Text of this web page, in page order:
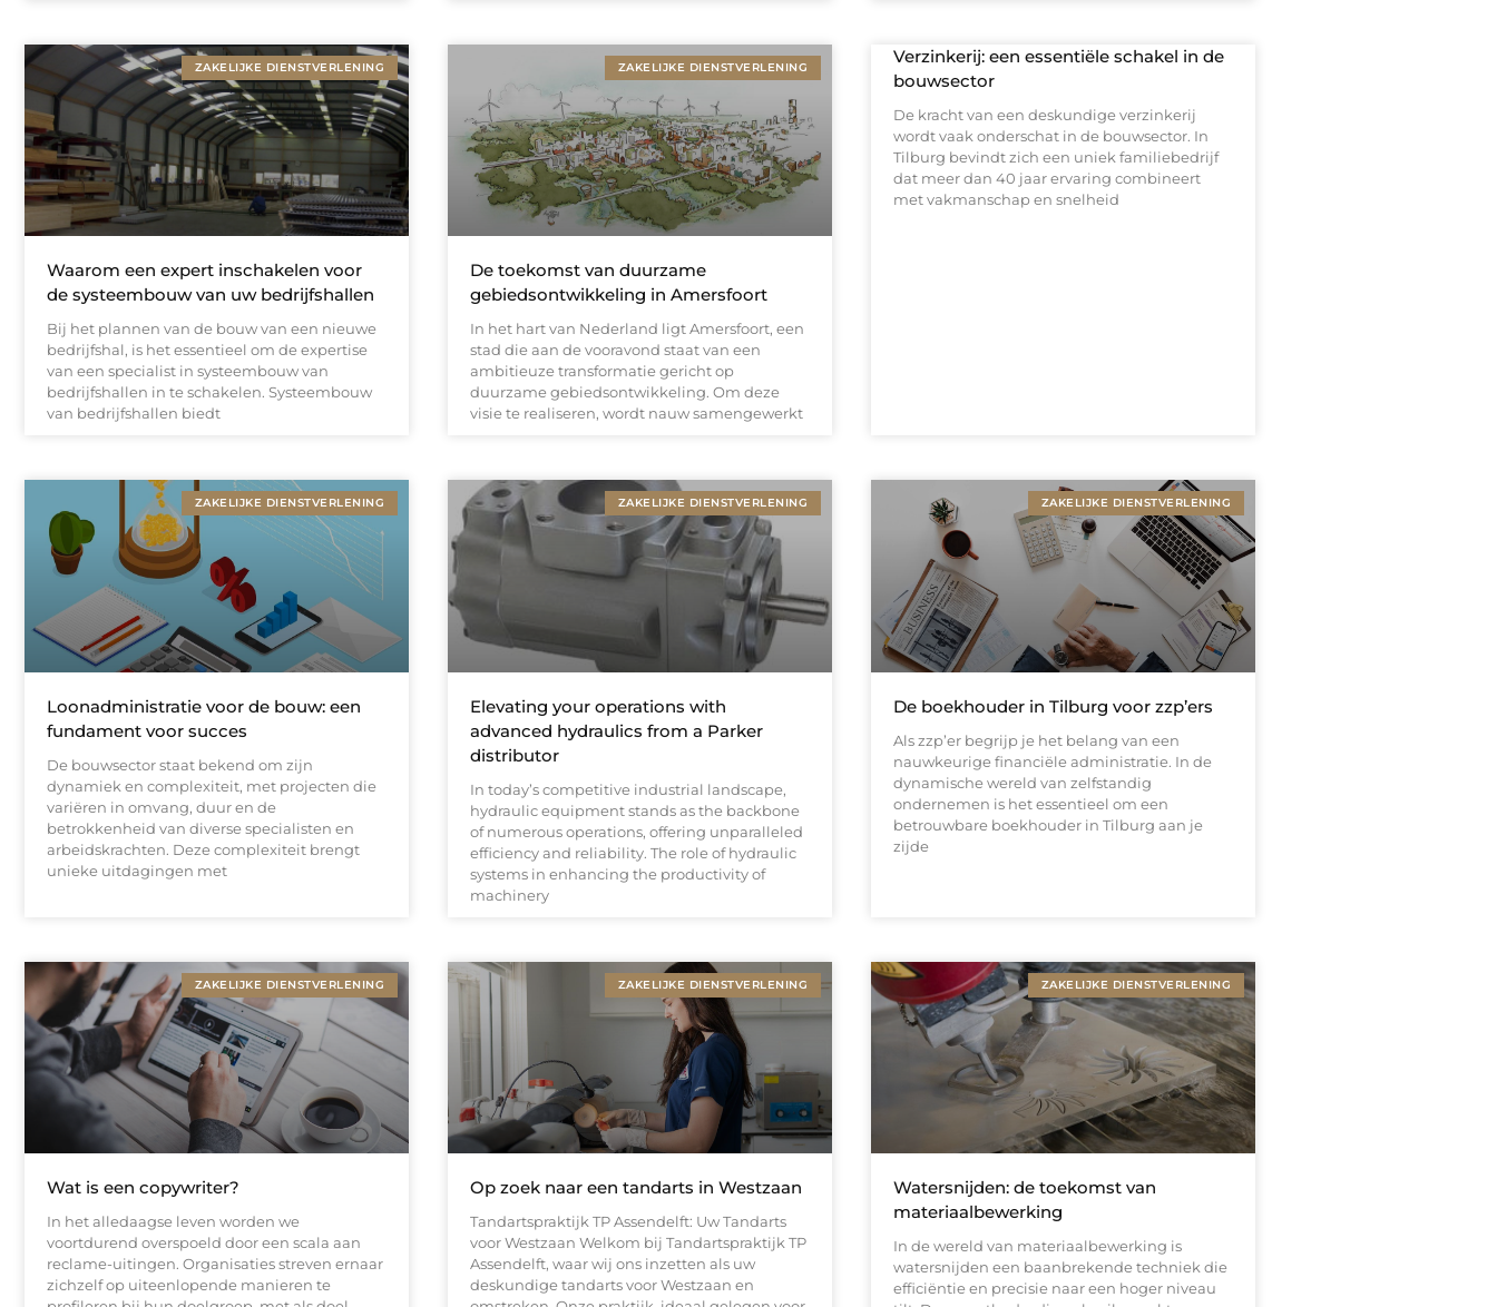
ZAKELIJKE DIENSTVERLENING
Waarom een expert inschakelen voor
de systeembouw van uw bedrijfshallen
Bij het plannen van de bouw van een nieuwe
bedrijfshal, is het essentieel om de expertise
van een specialist in systeembouw van
bedrijfshallen in te schakelen. Systeembouw
van bedrijfshallen biedt
ZAKELIJKE DIENSTVERLENING
De toekomst van duurzame
gebiedsontwikkeling in Amersfoort
In het hart van Nederland ligt Amersfoort, een
stad die aan de vooravond staat van een
ambitieuze transformatie gericht op
duurzame gebiedsontwikkeling. Om deze
visie te realiseren, wordt nauw samengewerkt
Verzinkerij: een essentiële schakel in de
bouwsector
De kracht van een deskundige verzinkerij
wordt vaak onderschat in de bouwsector. In
Tilburg bevindt zich een uniek familiebedrijf
dat meer dan 40 jaar ervaring combineert
met vakmanschap en snelheid
ZAKELIJKE DIENSTVERLENING
Loonadministratie voor de bouw: een
fundament voor succes
De bouwsector staat bekend om zijn
dynamiek en complexiteit, met projecten die
variëren in omvang, duur en de
betrokkenheid van diverse specialisten en
arbeidskrachten. Deze complexiteit brengt
unieke uitdagingen met
ZAKELIJKE DIENSTVERLENING
Elevating your operations with
advanced hydraulics from a Parker
distributor
In today’s competitive industrial landscape,
hydraulic equipment stands as the backbone
of numerous operations, offering unparalleled
efficiency and reliability. The role of hydraulic
systems in enhancing the productivity of
machinery
ZAKELIJKE DIENSTVERLENING
De boekhouder in Tilburg voor zzp’ers
Als zzp’er begrijp je het belang van een
nauwkeurige financiële administratie. In de
dynamische wereld van zelfstandig
ondernemen is het essentieel om een
betrouwbare boekhouder in Tilburg aan je
zijde
ZAKELIJKE DIENSTVERLENING
Wat is een copywriter?
In het alledaagse leven worden we
voortdurend overspoeld door een scala aan
reclame-uitingen. Organisaties streven ernaar
zichzelf op uiteenlopende manieren te
ZAKELIJKE DIENSTVERLENING
Op zoek naar een tandarts in Westzaan
Tandartspraktijk TP Assendelft: Uw Tandarts
voor Westzaan Welkom bij Tandartspraktijk TP
Assendelft, waar wij ons inzetten als uw
deskundige tandarts voor Westzaan en
ZAKELIJKE DIENSTVERLENING
Watersnijden: de toekomst van
materiaalbewerking
In de wereld van materiaalbewerking is
watersnijden een baanbrekende techniek die
efficiëntie en precisie naar een hoger niveau